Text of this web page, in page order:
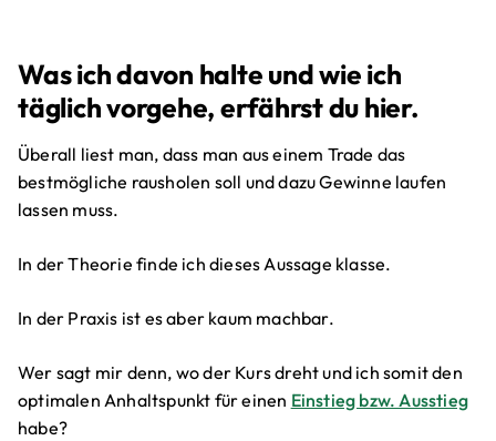
Was ich davon halte und wie ich
täglich vorgehe, erfährst du hier.
Überall liest man, dass man aus einem Trade das
bestmögliche rausholen soll und dazu Gewinne laufen
lassen muss.
In der Theorie finde ich dieses Aussage klasse.
In der Praxis ist es aber kaum machbar.
Wer sagt mir denn, wo der Kurs dreht und ich somit den
optimalen Anhaltspunkt für einen Einstieg bzw. Ausstieg
habe?